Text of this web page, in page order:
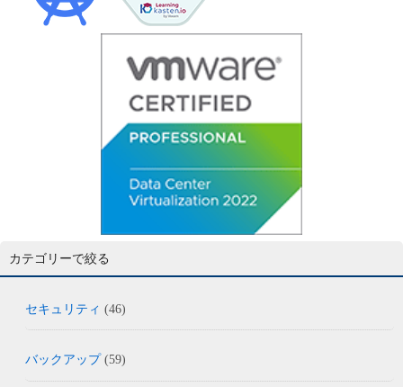
カテゴリーで絞る
セキュリティ (46)
バックアップ(59)